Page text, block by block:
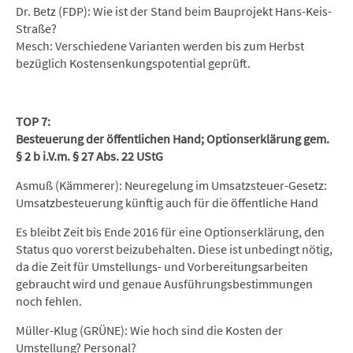
Dr. Betz (FDP): Wie ist der Stand beim Bauprojekt Hans-Keis-
Straße?
Mesch: Verschiedene Varianten werden bis zum Herbst
bezüglich Kostensenkungspotential geprüft.
TOP 7:
Besteuerung der öffentlichen Hand; Optionserklärung gem.
§ 2 b i.V.m. § 27 Abs. 22 UStG
Asmuß (Kämmerer): Neuregelung im Umsatzsteuer-Gesetz:
Umsatzbesteuerung künftig auch für die öffentliche Hand
Es bleibt Zeit bis Ende 2016 für eine Optionserklärung, den
Status quo vorerst beizubehalten. Diese ist unbedingt nötig,
da die Zeit für Umstellungs- und Vorbereitungsarbeiten
gebraucht wird und genaue Ausführungsbestimmungen
noch fehlen.
Müller-Klug (GRÜNE): Wie hoch sind die Kosten der
Umstellung? Personal?